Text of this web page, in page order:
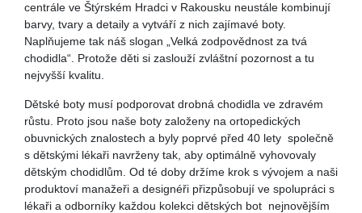
centrále ve Štýrském Hradci v Rakousku neustále kombinují
barvy, tvary a detaily a vytváří z nich zajímavé boty.
Naplňujeme tak náš slogan „Velká zodpovědnost za tvá
chodidla“. Protože děti si zaslouží zvláštní pozornost a tu
nejvyšší kvalitu.
Dětské boty musí podporovat drobná chodidla ve zdravém
růstu. Proto jsou naše boty založeny na ortopedických
obuvnických znalostech a byly poprvé před 40 lety společně
s dětskými lékaři navrženy tak, aby optimálně vyhovovaly
dětským chodidlům. Od té doby držíme krok s vývojem a naši
produktoví manažeři a designéři přizpůsobují ve spolupráci s
lékaři a odborníky každou kolekci dětských bot nejnovějším